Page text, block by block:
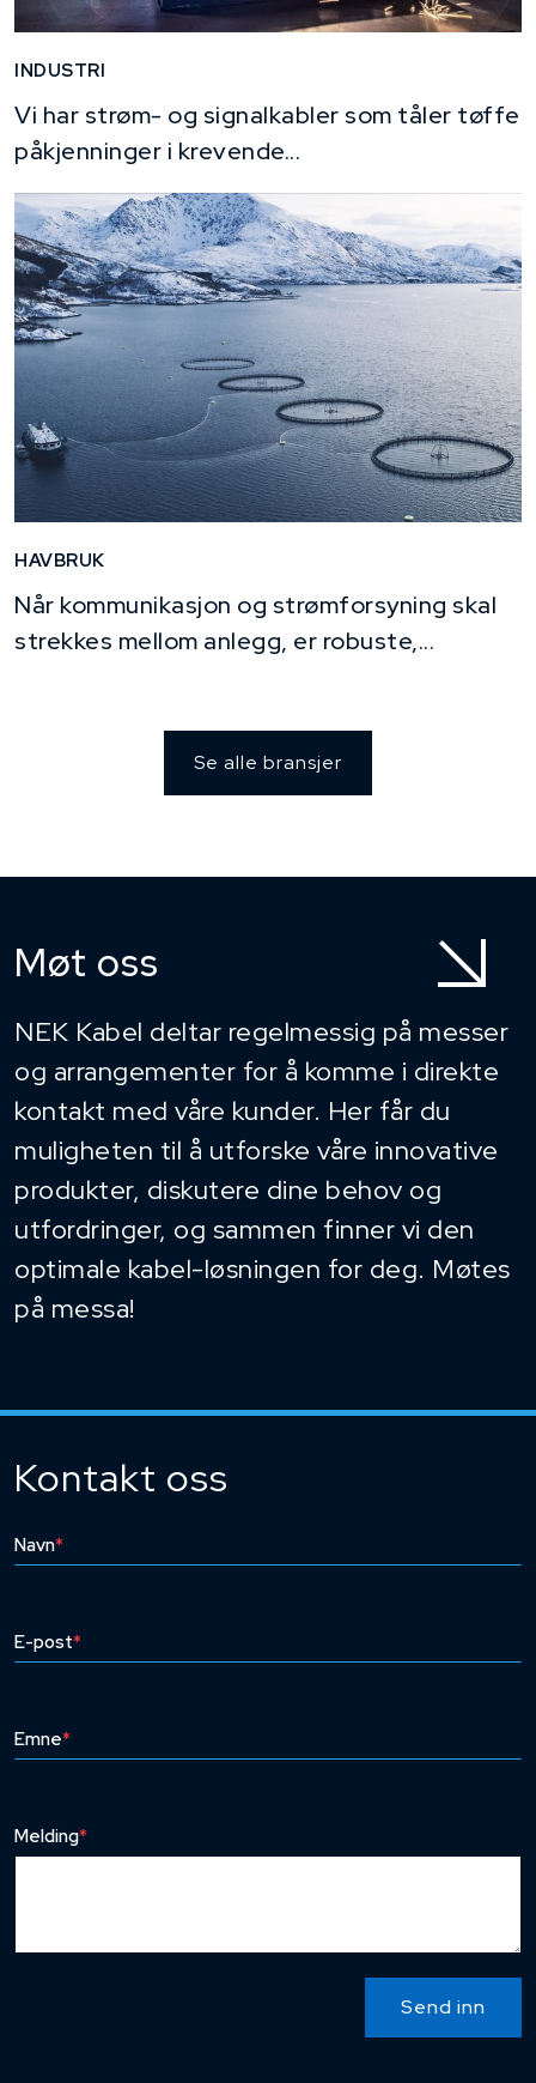
INDUSTRI
Vi har strøm- og signalkabler som tåler tøffe
påkjenninger i krevende...
HAVBRUK
Når kommunikasjon og strømforsyning skal
strekkes mellom anlegg, er robuste,...
Se alle bransjer
Møt oss
NEK Kabel deltar regelmessig på messer
og arrangementer for å komme i direkte
kontakt med våre kunder. Her får du
muligheten til å utforske våre innovative
produkter, diskutere dine behov og
utfordringer, og sammen finner vi den
optimale kabel-løsningen for deg. Møtes
på messa!
Kontakt oss
Navn*
E-post*
Emne*
Melding*
Send inn